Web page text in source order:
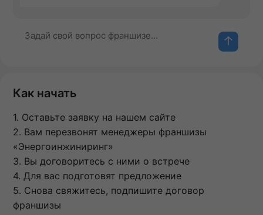
Как начать
1. Оставьте заявку на нашем сайте
2. Вам перезвонят менеджеры франшизы
«Энергоинжиниринг»
3. Вы договоритесь с ними о встрече
4. Для вас подготовят предложение
5. Снова свяжитесь, подпишите договор
франшизы